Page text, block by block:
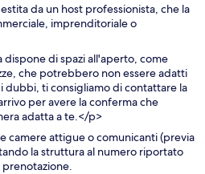
da un host professionista, che la
imprenditoriale o
di spazi all'aperto, come
che potrebbero non essere adatti
dubbi, ti consigliamo di contattare la
per avere la conferma che
adatta a te.</p>
camere attigue o comunicanti (previa
la struttura al numero riportato